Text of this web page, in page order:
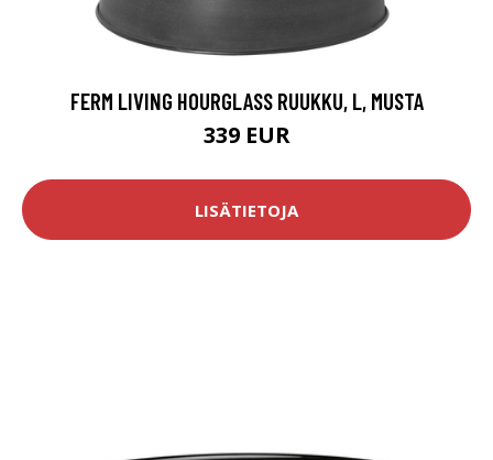
FERM LIVING HOURGLASS RUUKKU, L, MUSTA
339 EUR
LISÄTIETOJA